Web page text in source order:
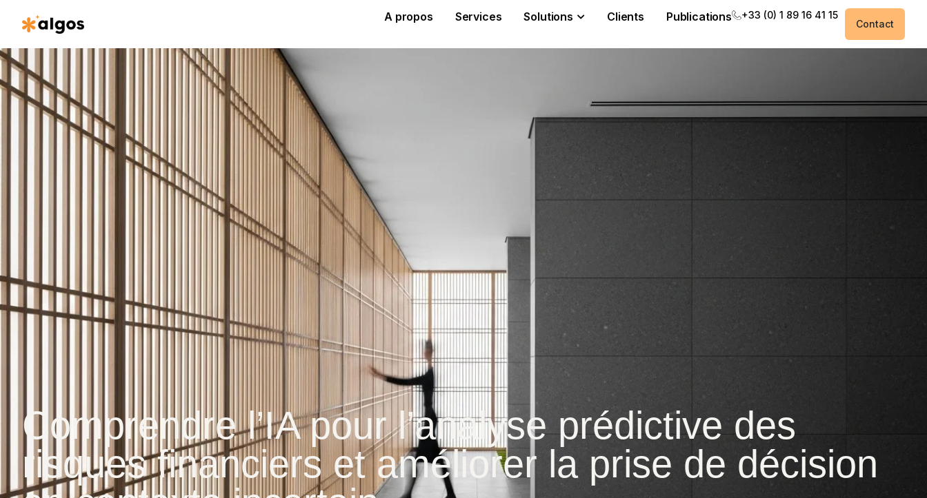
A propos Services Solutions Clients Publications +33 (0) 1 89 16 41 15
Contact
Comprendre l’IA pour l’analyse prédictive des
risques financiers et améliorer la prise de décision